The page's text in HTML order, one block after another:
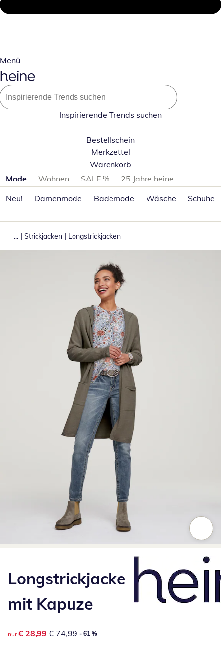
Menü
Inspirierende Trends suchen
Bestellschein
Merkzettel
Warenkorb
Produktkategorien überspringen
Mode Wohnen SALE %
25 Jahre heine
Neu!
Damenmode Bademode Wäsche Schuhe
... | Strickjacken | Longstrickjacken
Longstrickjacke
mit Kapuze
reduzierter Preis € 28,99, vorheriger Preis: € 74,99
nur € 28,99 € 74,99 - 61 %